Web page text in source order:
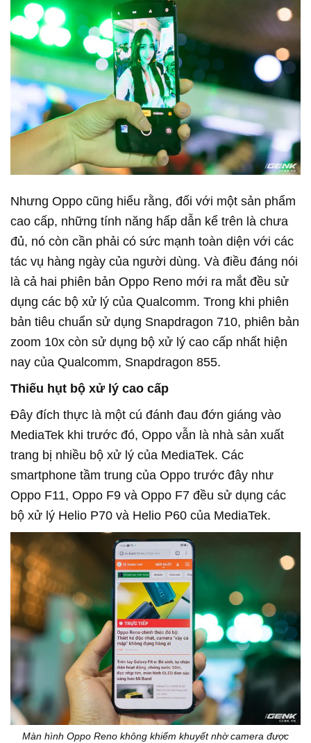
Nhưng Oppo cũng hiểu rằng, đối với một sản phẩm
cao cấp, những tính năng hấp dẫn kể trên là chưa
đủ, nó còn cần phải có sức mạnh toàn diện với các
tác vụ hàng ngày của người dùng. Và điều đáng nói
là cả hai phiên bản Oppo Reno mới ra mắt đều sử
dụng các bộ xử lý của Qualcomm. Trong khi phiên
bản tiêu chuẩn sử dụng Snapdragon 710, phiên bản
zoom 10x còn sử dụng bộ xử lý cao cấp nhất hiện
nay của Qualcomm, Snapdragon 855.
Thiếu hụt bộ xử lý cao cấp
Đây đích thực là một cú đánh đau đớn giáng vào
MediaTek khi trước đó, Oppo vẫn là nhà sản xuất
trang bị nhiều bộ xử lý của MediaTek. Các
smartphone tầm trung của Oppo trước đây như
Oppo F11, Oppo F9 và Oppo F7 đều sử dụng các
bộ xử lý Helio P70 và Helio P60 của MediaTek.
Màn hình Oppo Reno không khiếm khuyết nhờ camera được